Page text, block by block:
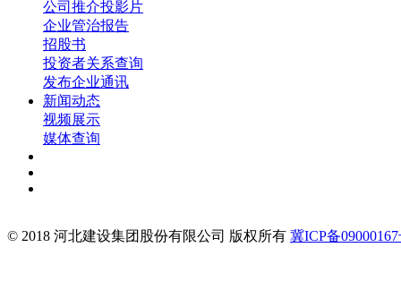
公司推介投影片
企业管治报告
招股书
投资者关系查询
发布企业通讯
新闻动态
视频展示
媒体查询
© 2018 河北建设集团股份有限公司 版权所有 冀ICP备